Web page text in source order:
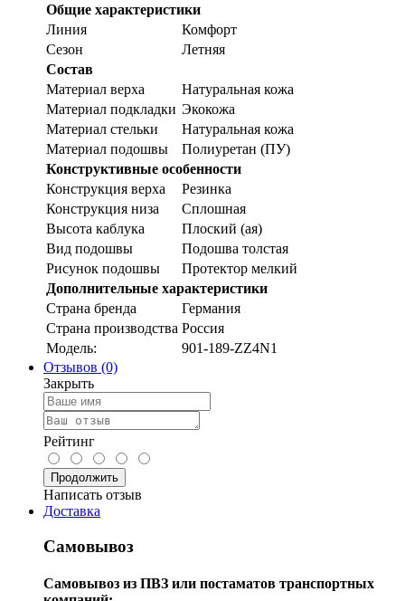
Общие характеристики
Линия
Комфорт
Сезон
Летняя
Состав
Материал верха
Натуральная кожа
Материал подкладки Экокожа
Материал стельки
Натуральная кожа
Материал подошвы
Полиуретан (ПУ)
Конструктивные особенности
Конструкция верха
Резинка
Конструкция низа
Сплошная
Высота каблука
Плоский (ая)
Вид подошвы
Подошва толстая
Рисунок подошвы
Протектор мелкий
Дополнительные характеристики
Страна бренда
Германия
Страна производства Россия
Модель:
901-189-ZZ4N1
Отзывов (0)
Закрыть
Рейтинг
Продолжить
Написать отзыв
Доставка
Самовывоз
Самовывоз из ПВЗ или постаматов транспортных